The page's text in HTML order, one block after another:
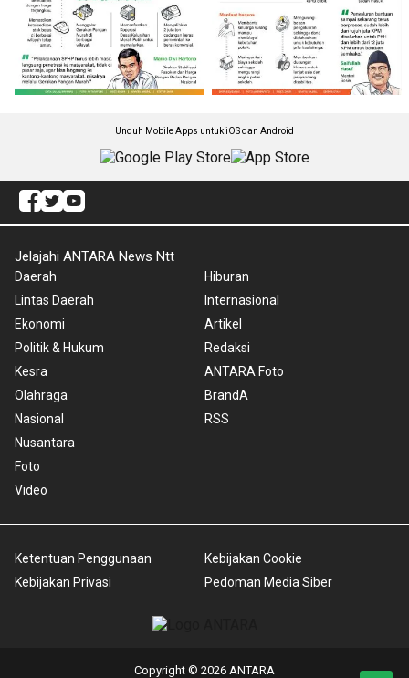
Unduh Mobile Apps untuk iOS dan Android
Jelajahi ANTARA News Ntt
Daerah
Lintas Daerah
Ekonomi
Politik & Hukum
Kesra
Olahraga
Nasional
Nusantara
Foto
Video
Hiburan
Internasional
Artikel
Redaksi
ANTARA Foto
BrandA
RSS
Ketentuan Penggunaan
Kebijakan Privasi
Kebijakan Cookie
Pedoman Media Siber
Copyright © 2026 ANTARA